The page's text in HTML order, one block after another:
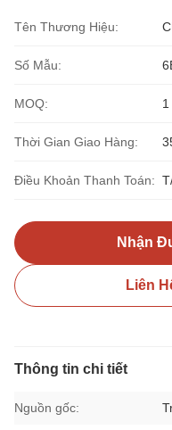
Tên Thương Hiệu:
Số Mẫu:
MOQ: 1
Thời Gian Giao Hàng:
Điều Khoản Thanh Toán:
Nhận
Liên
Thông tin chi tiết
Nguồn gốc: